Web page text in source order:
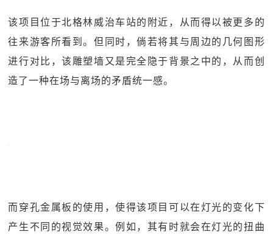
该项目位于北格林威治车站的附近，从而得以被更多的
往来游客所看到。但同时，倘若将其与周边的几何图形
进行对比，该雕塑墙又是完全隐于背景之中的，从而创
造了一种在场与离场的矛盾统一感。
而穿孔金属板的使用，使得该项目可以在灯光的变化下
产生不同的视觉效果。例如，其有时就会在灯光的扭曲